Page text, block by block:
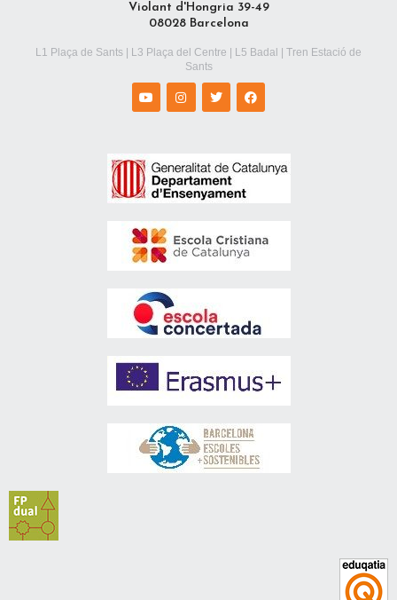
Violant d'Hongria 39-49
08028 Barcelona
L1 Plaça de Sants | L3 Plaça del Centre | L5 Badal | Tren Estació de
Sants